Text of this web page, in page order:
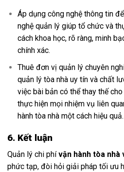
Áp dụng công nghệ thông tin
nghệ quản lý giúp tổ chức và
cách khoa học, rõ ràng, minh
chính xác.
Thuê đơn vị quản lý chuyên
quản lý tòa nhà uy tín và chất
việc bài bản có thể thay thế
thực hiện mọi nhiệm vụ liên
hành tòa nhà một cách hiệu quả.
6. Kết luận
Quản lý chi phívận hành tòa nhà
phức tạp, đòi hỏi giải pháp tối ưu